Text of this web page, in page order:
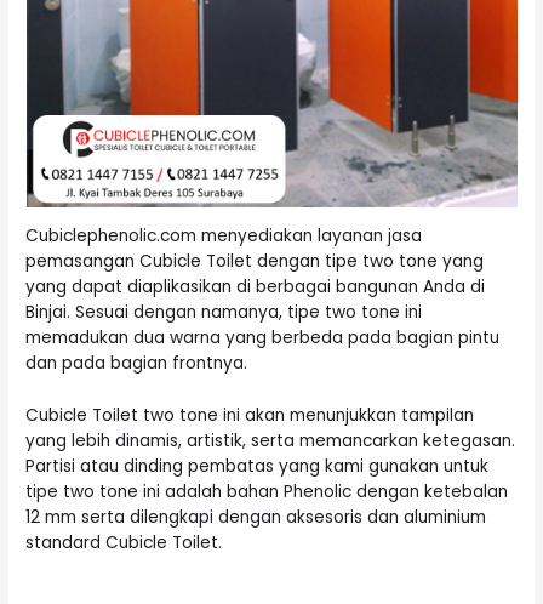
Cubiclephenolic.com menyediakan layanan jasa
pemasangan Cubicle Toilet dengan tipe two tone yang
yang dapat diaplikasikan di berbagai bangunan Anda di
Binjai. Sesuai dengan namanya, tipe two tone ini
memadukan dua warna yang berbeda pada bagian pintu
dan pada bagian frontnya.
Cubicle Toilet two tone ini akan menunjukkan tampilan
yang lebih dinamis, artistik, serta memancarkan ketegasan.
Partisi atau dinding pembatas yang kami gunakan untuk
tipe two tone ini adalah bahan Phenolic dengan ketebalan
12 mm serta dilengkapi dengan aksesoris dan aluminium
standard Cubicle Toilet.